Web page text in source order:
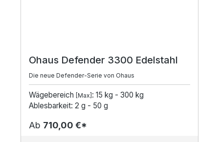
Ohaus Defender 3300 Edelstahl
Die neue Defender-Serie von Ohaus
Wägebereich [Max] : 15 kg - 300 kg
Ablesbarkeit: 2 g - 50 g
Ab 710,00 €*